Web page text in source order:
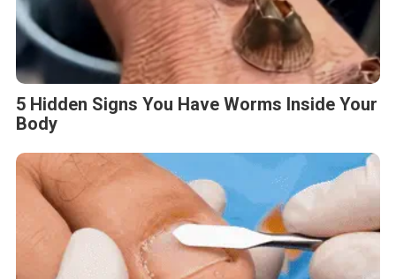
5 Hidden Signs You Have Worms Inside Your
Body